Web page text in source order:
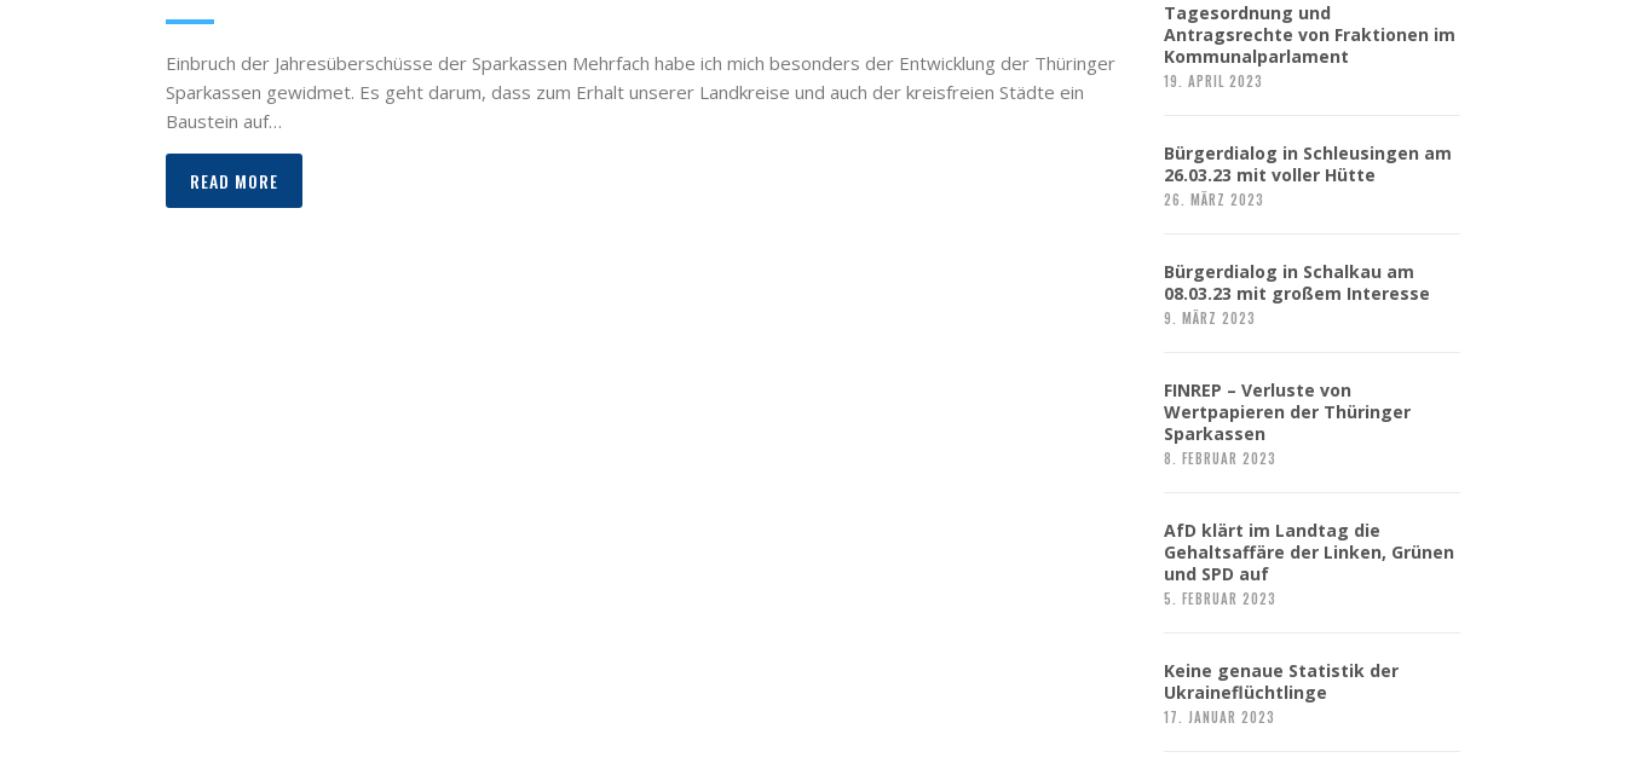
Einbruch der Jahresüberschüsse der Sparkassen Mehrfach habe ich mich besonders der Entwicklung der Thüringer
Sparkassen gewidmet. Es geht darum, dass zum Erhalt unserer Landkreise und auch der kreisfreien Städte ein
Baustein auf…
READ MORE
Tagesordnung und
Antragsrechte von Fraktionen im
Kommunalparlament
19. APRIL 2023
Bürgerdialog in Schleusingen am
26.03.23 mit voller Hütte
26. MÄRZ 2023
Bürgerdialog in Schalkau am
08.03.23 mit großem Interesse
9. MÄRZ 2023
FINREP – Verluste von
Wertpapieren der Thüringer
Sparkassen
8. FEBRUAR 2023
AfD klärt im Landtag die
Gehaltsaffäre der Linken, Grünen
und SPD auf
5. FEBRUAR 2023
Keine genaue Statistik der
Ukraineflüchtlinge
17. JANUAR 2023